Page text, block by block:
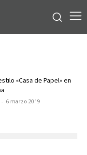
«Casa de Papel» en
- 6 marzo 2019